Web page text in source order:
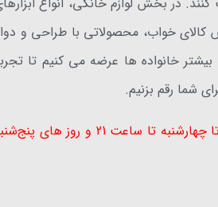
خواب، محصولاتی با طراحی و
خانواده ها عرضه می کنیم تا
شما رقم بزنیم.
ساعت کار فروشگاه شنبه تا چهارشنبه تا ساعت 21 و روز های